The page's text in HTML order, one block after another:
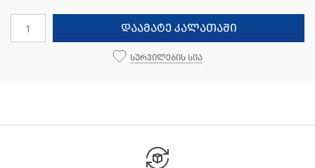
დაამატე კალათაში
სურვილების სია